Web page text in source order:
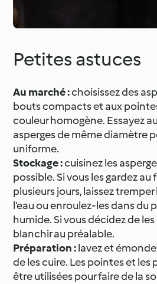
Petites astuces
Au marché :choisissez des
bouts compacts et aux
couleur homogène. Essayez
asperges de même diamètre
uniforme.
Stockage :cuisinez les
possible. Si vous les gardez au
plusieurs jours, laissez
l’eau ou enroulez-les dans du
humide. Si vous décidez de
blanchir au préalable.
Préparation :lavez et
de les cuire. Les pointes et les
être utilisées pour faire de la